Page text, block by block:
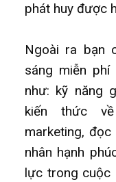
phát huy được
Ngoài ra bạn
sáng miễn phí
như: kỹ năng
kiến thức
marketing, đọc
nhân hạnh
lực trong cuộc